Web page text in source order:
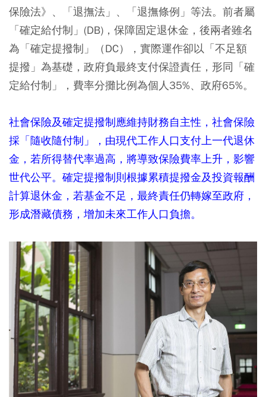
保險法》、「退撫法」、「退撫條例」等法。前者屬
「確定給付制」(DB)，保障固定退休金，後兩者雖名
為「確定提撥制」（DC），實際運作卻以「不足額
提撥」為基礎，政府負最終支付保證責任，形同「確
定給付制」，費率分攤比例為個人35%、政府65%。
社會保險及確定提撥制應維持財務自主性，社會保險
採「隨收隨付制」，由現代工作人口支付上一代退休
金，若所得替代率過高，將導致保險費率上升，影響
世代公平。確定提撥制則根據累積提撥金及投資報酬
計算退休金，若基金不足，最終責任仍轉嫁至政府，
形成潛藏債務，增加未來工作人口負擔。